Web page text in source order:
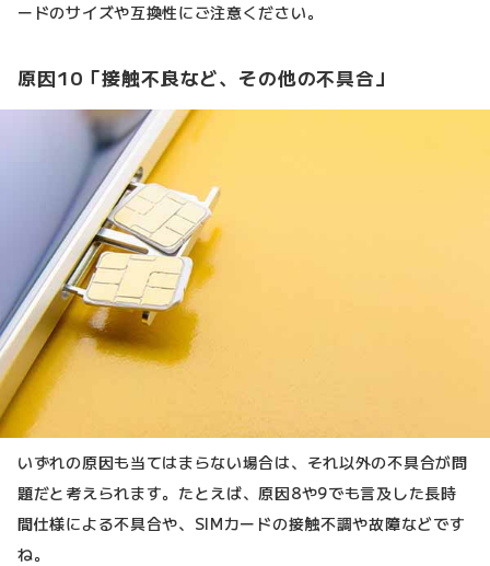
ードのサイズや互換性にご注意ください。
原因10「接触不良など、その他の不具合」
いずれの原因も当てはまらない場合は、それ以外の不具合が問
題だと考えられます。たとえば、原因8や9でも言及した長時
間仕様による不具合や、SIMカードの接触不調や故障などです
ね。